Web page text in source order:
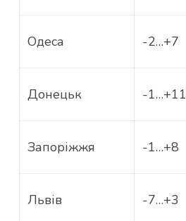
Одеса -2…+7
Донецьк -1…+11
Запоріжжя -1…+8
Львів -7…+3